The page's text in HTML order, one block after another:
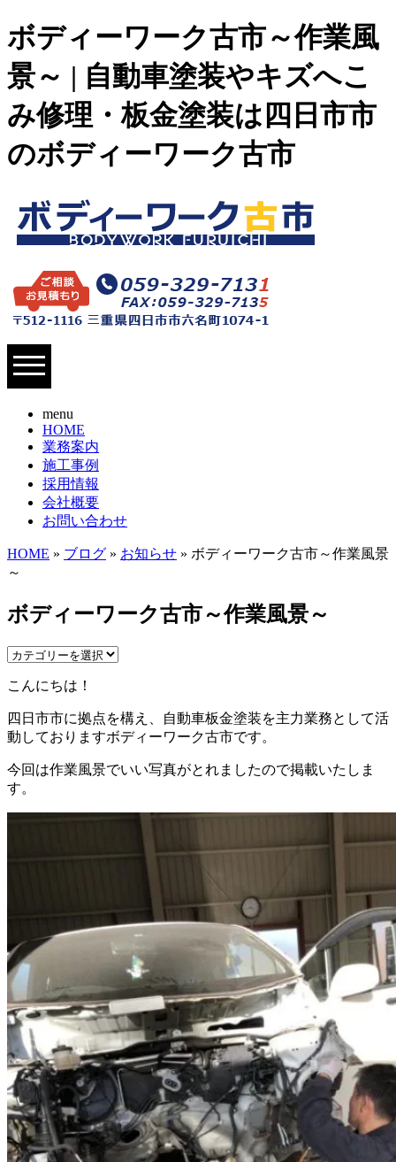
ボディーワーク古市～作業風
景～ | 自動車塗装やキズへこ
み修理・板金塗装は四日市市
のボディーワーク古市
menu
HOME
業務案内
施工事例
採用情報
会社概要
お問い合わせ
HOME » ブログ » お知らせ » ボディーワーク古市～作業風景
～
ボディーワーク古市～作業風景～
こんにちは！
四日市市に拠点を構え、自動車板金塗装を主力業務として活
動しておりますボディーワーク古市です。
今回は作業風景でいい写真がとれましたので掲載いたしま
す。